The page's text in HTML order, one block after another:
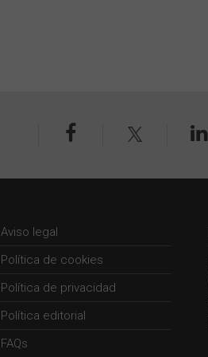
Aviso legal
Política de cookies
Política de privacidad
Política editorial
FAQs